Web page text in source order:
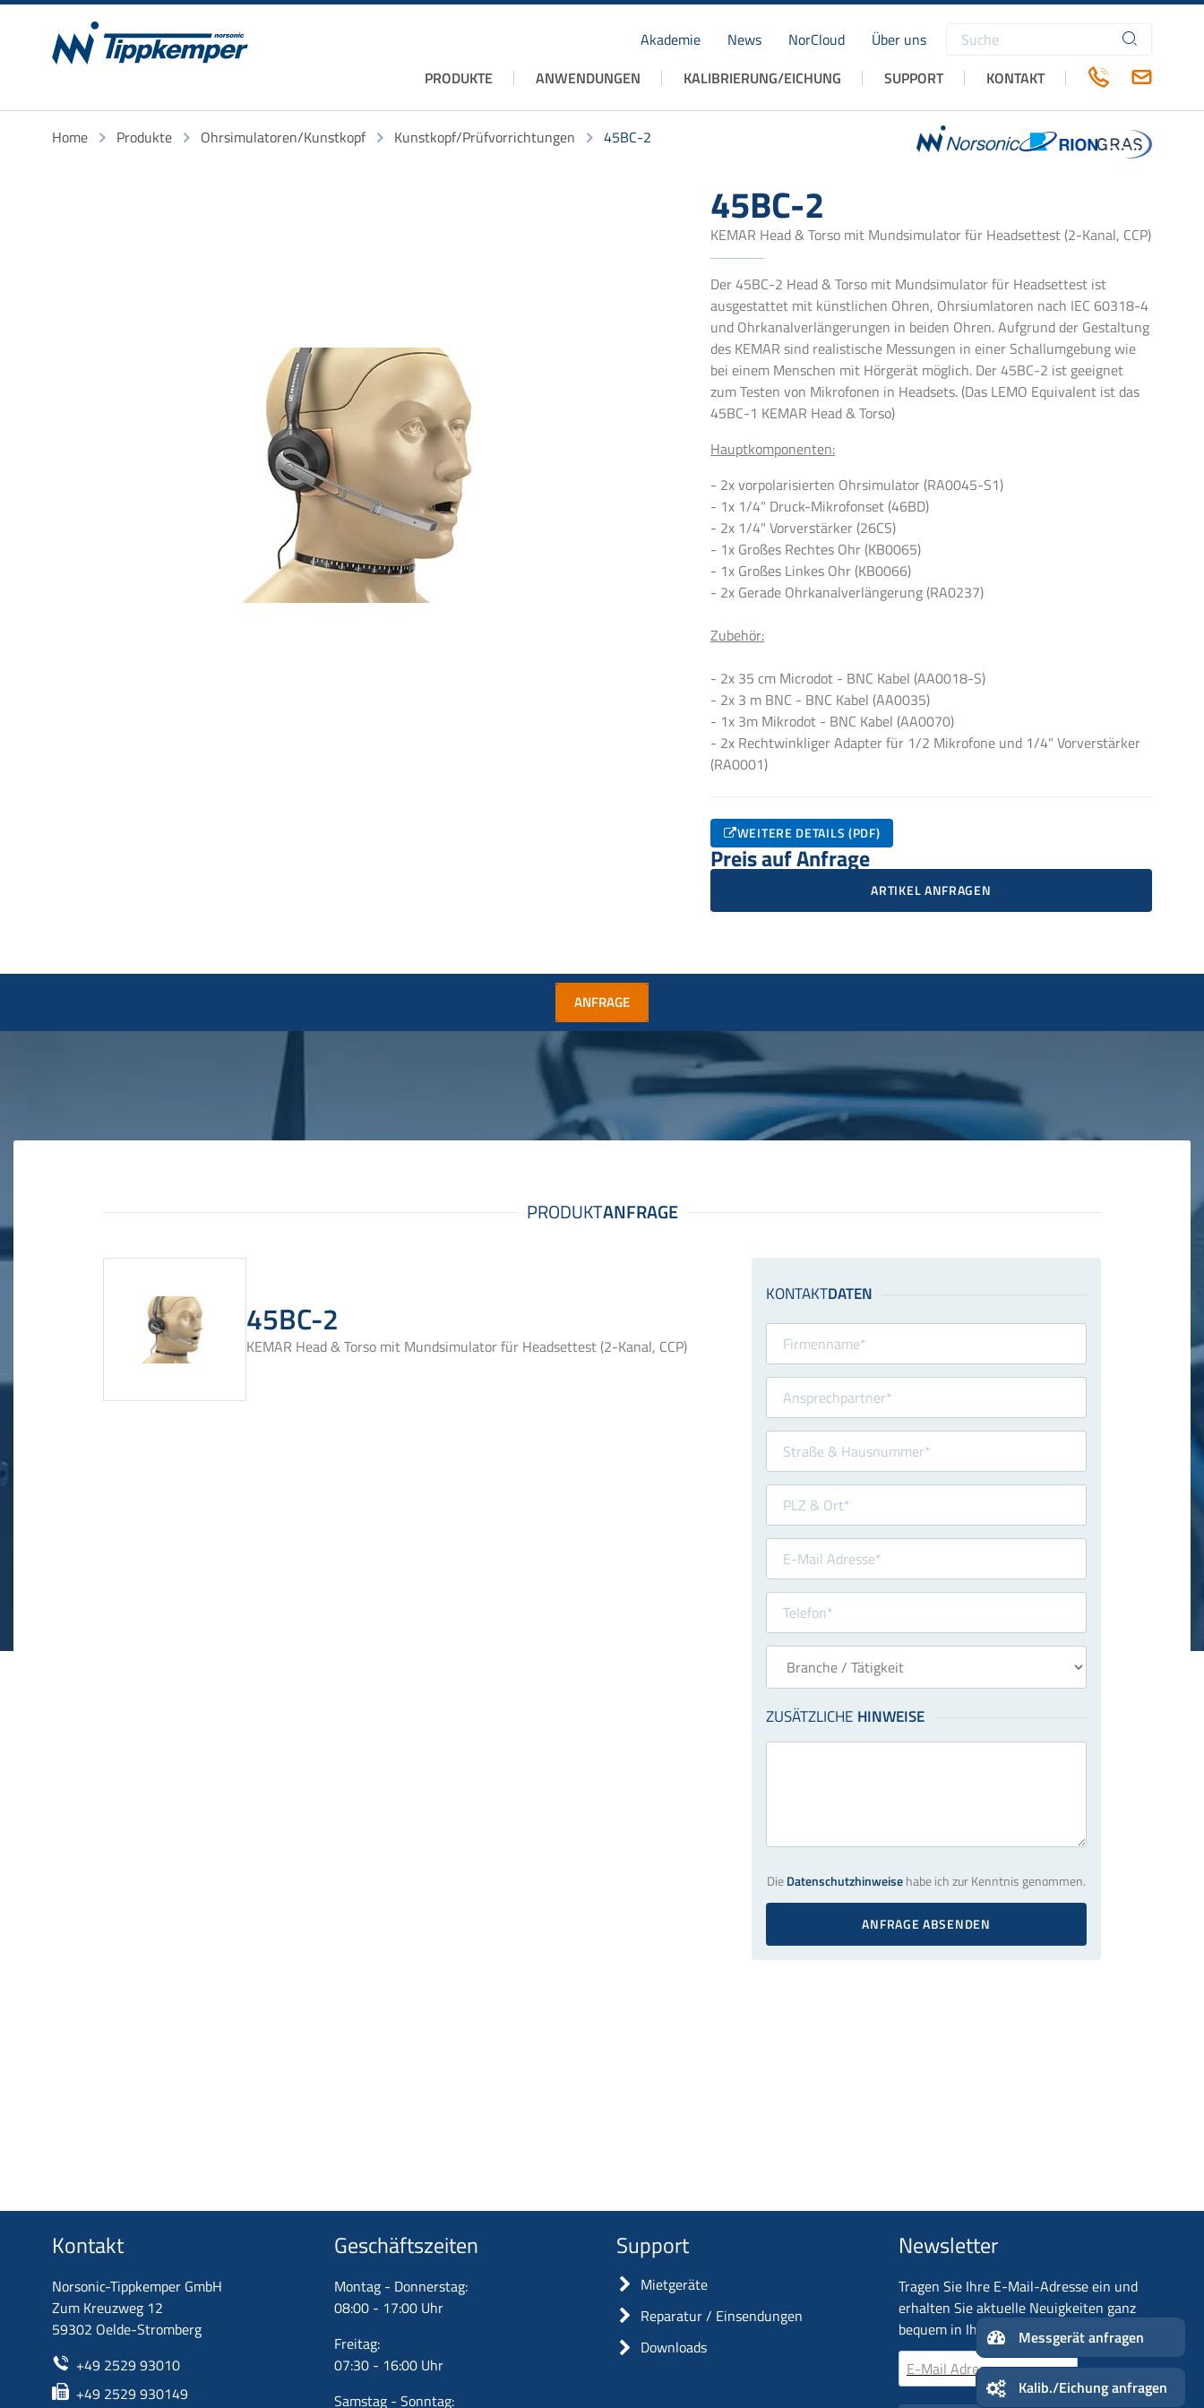
Akademie News NorCloud Über uns
Suchbegriffe
Navigation
PRODUKTE ANWENDUNGEN KALIBRIERUNG/EICHUNG SUPPORT KONTAKT
Home Produkte Ohrsimulatoren/Kunstkopf Kunstkopf/Prüfvorrichtungen 45BC-2
45BC-2
KEMAR Head & Torso mit Mundsimulator für Headsettest (2-Kanal, CCP)
Der 45BC-2 Head & Torso mit Mundsimulator für Headsettest ist
ausgestattet mit künstlichen Ohren, Ohrsiumlatoren nach IEC 60318-4
und Ohrkanalverlängerungen in beiden Ohren. Aufgrund der Gestaltung
des KEMAR sind realistische Messungen in einer Schallumgebung wie
bei einem Menschen mit Hörgerät möglich. Der 45BC-2 ist geeignet
zum Testen von Mikrofonen in Headsets. (Das LEMO Equivalent ist das
45BC-1 KEMAR Head & Torso)
Hauptkomponenten:
- 2x vorpolarisierten Ohrsimulator (RA0045-S1)
- 1x 1/4" Druck-Mikrofonset (46BD)
- 2x 1/4" Vorverstärker (26CS)
- 1x Großes Rechtes Ohr (KB0065)
- 1x Großes Linkes Ohr (KB0066)
- 2x Gerade Ohrkanalverlängerung (RA0237)
Zubehör:
- 2x 35 cm Microdot - BNC Kabel (AA0018-S)
- 2x 3 m BNC - BNC Kabel (AA0035)
- 1x 3m Mikrodot - BNC Kabel (AA0070)
- 2x Rechtwinkliger Adapter für 1/2 Mikrofone und 1/4" Vorverstärker
(RA0001)
WEITERE DETAILS (PDF)
Preis auf Anfrage
ARTIKEL ANFRAGEN
ANFRAGE
45BC-2
KEMAR Head & Torso mit Mundsimulator für Headsettest (2-Kanal, CCP)
DieDatenschutzhinweisehabe ich zur Kenntnis genommen.
ANFRAGE ABSENDEN
Kontakt
Norsonic-Tippkemper GmbH
Zum Kreuzweg 12
59302 Oelde-Stromberg
+49 2529 93010
+49 2529 930149
Geschäftszeiten
Montag - Donnerstag:
08:00 - 17:00 Uhr
Freitag:
07:30 - 16:00 Uhr
Samstag - Sonntag:
Support
Mietgeräte
Reparatur / Einsendungen
Downloads
Newsletter
Tragen Sie Ihre E-Mail-Adresse ein und
erhalten Sie aktuelle Neuigkeiten ganz
bequem in Ihr Postfach!
Kalib./Eichung anfragen